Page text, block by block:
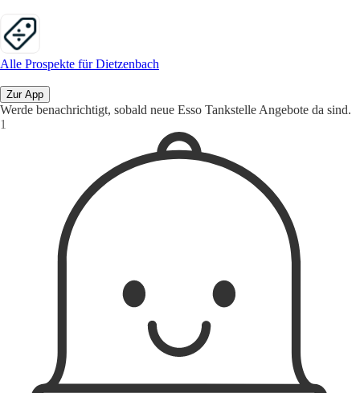
Alle Prospekte für Dietzenbach
Zur App
Werde benachrichtigt, sobald neue Esso Tankstelle Angebote da sind.